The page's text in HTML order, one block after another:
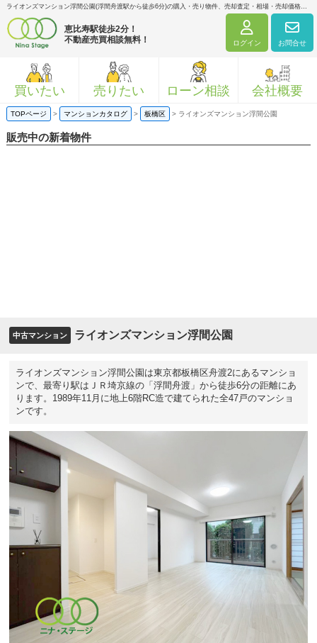
ライオンズマンション浮間公園(浮間舟渡駅から徒歩6分)の購入・売り物件、売却査定・相場・売却価格マンション情報｜ニナ・ステージ株式会社
恵比寿駅徒歩2分！
不動産売買相談無料！
ログイン お問合せ
買いたい 売りたい ローン相談 会社概要
TOPページ > マンションカタログ > 板橋区 > ライオンズマンション浮間公園
販売中の新着物件
中古マンション ライオンズマンション浮間公園
ライオンズマンション浮間公園は東京都板橋区舟渡2にあるマンショ
ンで、最寄り駅はＪＲ埼京線の「浮間舟渡」から徒歩6分の距離にあ
ります。1989年11月に地上6階RC造で建てられた全47戸のマンショ
ンです。